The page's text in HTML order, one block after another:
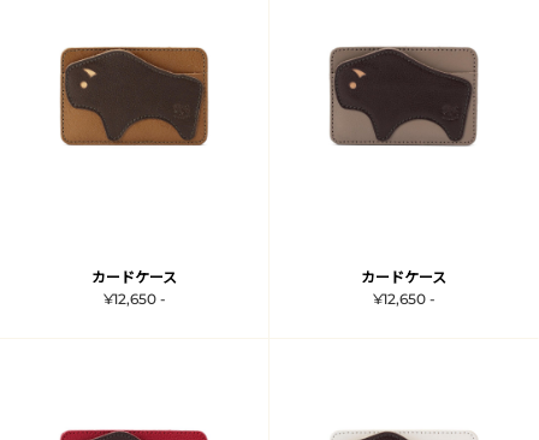
カードケース
¥12,650 -
カードケース
¥12,650 -